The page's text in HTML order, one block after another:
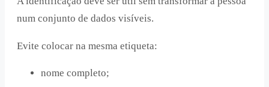
num conjunto de dados visíveis.
Evite colocar na mesma etiqueta:
nome completo;